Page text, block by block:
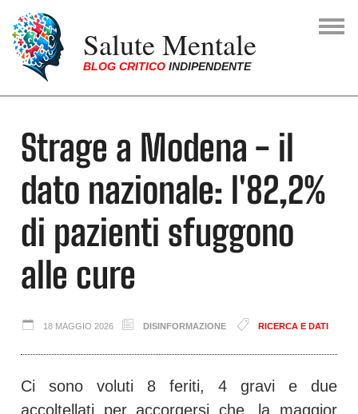
Salute Mentale
BLOG CRITICO INDIPENDENTE
Strage a Modena - il
dato nazionale: l'82,2%
di pazienti sfuggono
alle cure
18 MAGGIO 2026 DISINFORMAZIONE RICERCA E DATI
Ci sono voluti 8 feriti, 4 gravi e due
accoltellati per accorgersi che, la maggior